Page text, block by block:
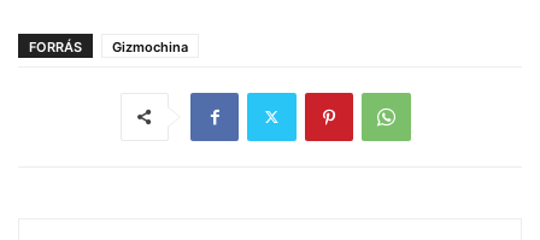
FORRÁS Gizmochina